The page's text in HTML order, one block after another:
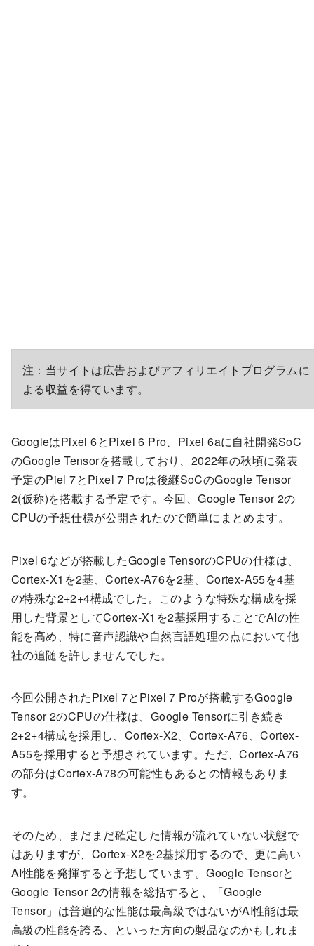
注：当サイトは広告およびアフィリエイトプログラムに
よる収益を得ています。
GoogleはPixel 6とPixel 6 Pro、Pixel 6aに自社開発SoC
のGoogle Tensorを搭載しており、2022年の秋頃に発表
予定のPiel 7とPixel 7 Proは後継SoCのGoogle Tensor
2(仮称)を搭載する予定です。今回、Google Tensor 2の
CPUの予想仕様が公開されたので簡単にまとめます。
Pixel 6などが搭載したGoogle TensorのCPUの仕様は、
Cortex-X1を2基、Cortex-A76を2基、Cortex-A55を4基
の特殊な2+2+4構成でした。このような特殊な構成を採
用した背景としてCortex-X1を2基採用することでAIの性
能を高め、特に音声認識や自然言語処理の点において他
社の追随を許しませんでした。
今回公開されたPixel 7とPixel 7 Proが搭載するGoogle
Tensor 2のCPUの仕様は、Google Tensorに引き続き
2+2+4構成を採用し、Cortex-X2、Cortex-A76、Cortex-
A55を採用すると予想されています。ただ、Cortex-A76
の部分はCortex-A78の可能性もあるとの情報もありま
す。
そのため、まだまだ確定した情報が流れていない状態で
はありますが、Cortex-X2を2基採用するので、更に高い
AI性能を発揮すると予想しています。Google Tensorと
Google Tensor 2の情報を総括すると、「Google
Tensor」は普遍的な性能は最高級ではないがAI性能は最
高級の性能を誇る、といった方向の製品なのかもしれま